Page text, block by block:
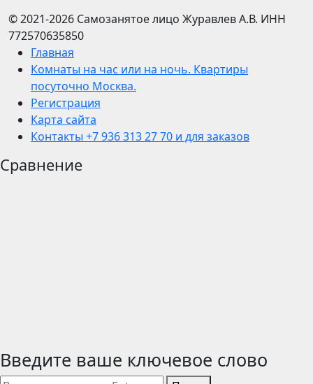
© 2021-2026 Самозанятое лицо Журавлев А.В. ИНН
772570635850
Главная
Комнаты на час или на ночь. Квартиры
посуточно Москва.
Регистрация
Карта сайта
Контакты +7 936 313 27 70 и для заказов
Сравнение
Введите ваше ключевое слово